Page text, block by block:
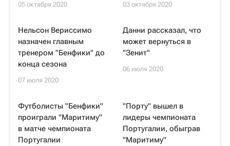
05 октября 2020 03 октября 2020
Нельсон Вериссимо
назначен главным
тренером "Бенфики" до
конца сезона
07 июля 2020
Данни рассказал, что
может вернуться в
"Зенит"
06 июля 2020
Футболисты "Бенфики"
проиграли "Маритиму"
в матче чемпионата
Португалии
"Порту" вышел в
лидеры чемпионата
Португалии, обыграв
"Маритиму"